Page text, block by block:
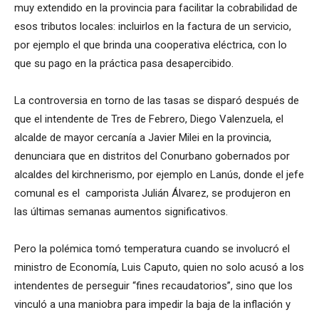
muy extendido en la provincia para facilitar la cobrabilidad de
esos tributos locales: incluirlos en la factura de un servicio,
por ejemplo el que brinda una cooperativa eléctrica, con lo
que su pago en la práctica pasa desapercibido.
La controversia en torno de las tasas se disparó después de
que el intendente de Tres de Febrero, Diego Valenzuela, el
alcalde de mayor cercanía a Javier Milei en la provincia,
denunciara que en distritos del Conurbano gobernados por
alcaldes del kirchnerismo, por ejemplo en Lanús, donde el jefe
comunal es el camporista Julián Álvarez, se produjeron en
las últimas semanas aumentos significativos.
Pero la polémica tomó temperatura cuando se involucró el
ministro de Economía, Luis Caputo, quien no solo acusó a los
intendentes de perseguir “fines recaudatorios”, sino que los
vinculó a una maniobra para impedir la baja de la inflación y